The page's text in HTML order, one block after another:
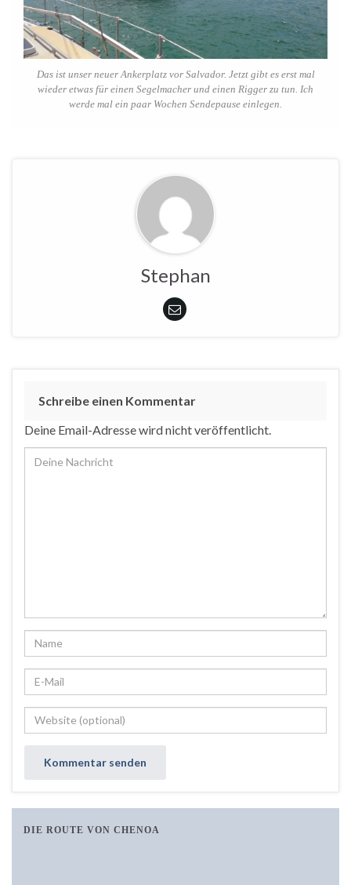
Das ist unser neuer Ankerplatz vor Salvador. Jetzt gibt es erst mal
wieder etwas für einen Segelmacher und einen Rigger zu tun. Ich
werde mal ein paar Wochen Sendepause einlegen.
Stephan
Schreibe einen Kommentar
Deine Email-Adresse wird nicht veröffentlicht.
DIE ROUTE VON CHENOA